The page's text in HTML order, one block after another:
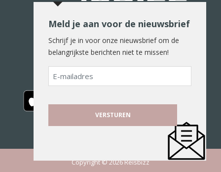
De reiswereld in woord en beeld
Copyright © 2026 Reisbizz
Meld je aan voor de nieuwsbrief
Schrijf je in voor onze nieuwsbrief om de
belangrijkste berichten niet te missen!
E-
mailadres